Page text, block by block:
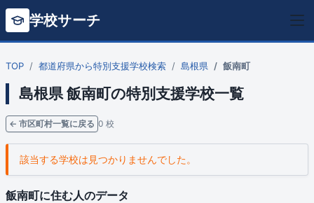
学校サーチ
TOP 都道府県から特別支援学校検索 島根県 飯南町
島根県 飯南町の特別支援学校一覧
← 市区町村一覧に戻る 0 校
該当する学校は見つかりませんでした。
飯南町に住む人のデータ